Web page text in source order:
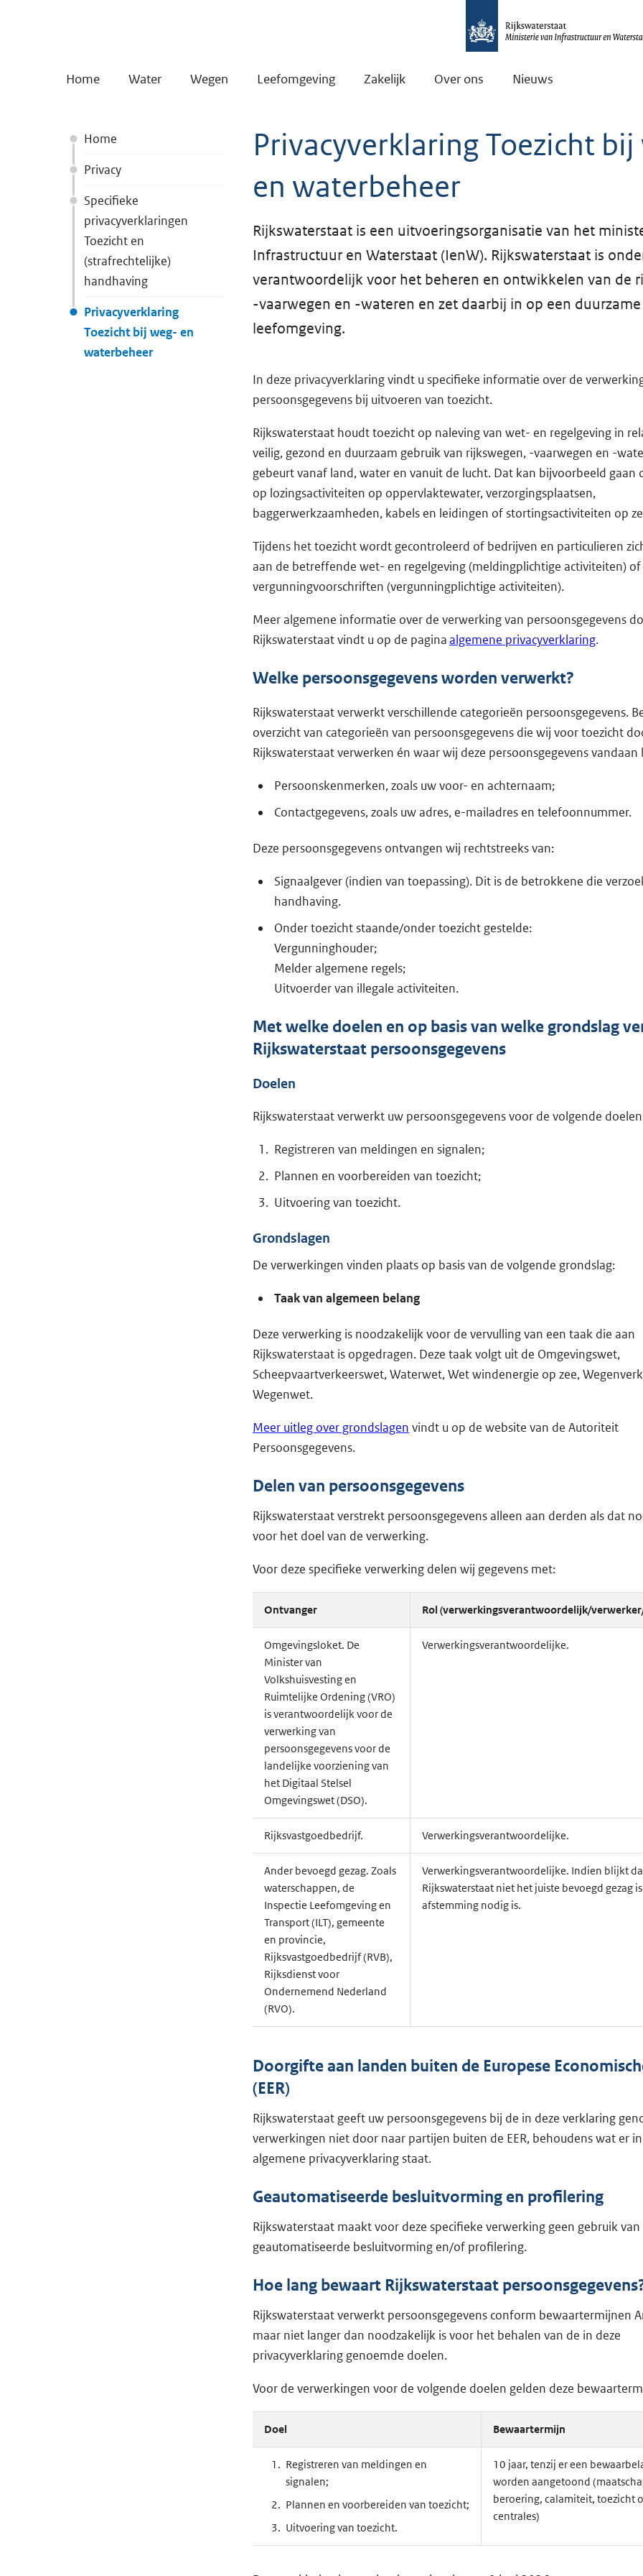
Home Water Wegen Leefomgeving Zakelijk Over ons Nieuws
Home
Privacy
Specifieke
privacyverklaringen
Toezicht en
(strafrechtelijke)
handhaving
Privacyverklaring
Toezicht bij weg- en
waterbeheer
Privacyverklaring Toezicht bij
en waterbeheer
Rijkswaterstaat is een uitvoeringsorganisatie van het
Infrastructuur en Waterstaat (IenW). Rijkswaterstaat is
verantwoordelijk voor het beheren en ontwikkelen van de
-vaarwegen en -wateren en zet daarbij in op een duurzame
leefomgeving.
In deze privacyverklaring vindt u specifieke informatie over de
persoonsgegevens bij uitvoeren van toezicht.
Rijkswaterstaat houdt toezicht op naleving van wet- en regelgeving in
veilig, gezond en duurzaam gebruik van rijkswegen, -vaarwegen en -
gebeurt vanaf land, water en vanuit de lucht. Dat kan bijvoorbeeld gaan
op lozingsactiviteiten op oppervlaktewater, verzorgingsplaatsen,
baggerwerkzaamheden, kabels en leidingen of stortingsactiviteiten op
Tijdens het toezicht wordt gecontroleerd of bedrijven en particulieren
aan de betreffende wet- en regelgeving (meldingplichtige activiteiten) of
vergunningvoorschriften (vergunningplichtige activiteiten).
Meer algemene informatie over de verwerking van persoonsgegevens
Rijkswaterstaat vindt u op de paginaalgemene privacyverklaring.
Welke persoonsgegevens worden verwerkt?
Rijkswaterstaat verwerkt verschillende categorieën persoonsgegevens.
overzicht van categorieën van persoonsgegevens die wij voor toezicht
Rijkswaterstaat verwerken én waar wij deze persoonsgegevens vandaan
Persoonskenmerken, zoals uw voor- en achternaam;
Contactgegevens, zoals uw adres, e-mailadres en telefoonnummer.
Deze persoonsgegevens ontvangen wij rechtstreeks van:
Signaalgever (indien van toepassing). Dit is de betrokkene die
handhaving.
Onder toezicht staande/onder toezicht gestelde:
Vergunninghouder;
Melder algemene regels;
Uitvoerder van illegale activiteiten.
Met welke doelen en op basis van welke grondslag
Rijkswaterstaat persoonsgegevens
Doelen
Rijkswaterstaat verwerkt uw persoonsgegevens voor de volgende
Registreren van meldingen en signalen;
Plannen en voorbereiden van toezicht;
Uitvoering van toezicht.
Grondslagen
De verwerkingen vinden plaats op basis van de volgende grondslag:
Taak van algemeen belang
Deze verwerking is noodzakelijk voor de vervulling van een taak die aan
Rijkswaterstaat is opgedragen. Deze taak volgt uit de Omgevingswet,
Scheepvaartverkeerswet, Waterwet, Wet windenergie op zee,
Wegenwet.
Meer uitleg over grondslagen vindt u op de website van de Autoriteit
Persoonsgegevens.
Delen van persoonsgegevens
Rijkswaterstaat verstrekt persoonsgegevens alleen aan derden als dat
voor het doel van de verwerking.
Voor deze specifieke verwerking delen wij gegevens met:
Ontvanger Rol (verwerkingsverantwoordelijk/
Omgevingsloket. De
Minister van
Volkshuisvesting en
Ruimtelijke Ordening (VRO)
is verantwoordelijk voor de
verwerking van
persoonsgegevens voor de
landelijke voorziening van
het Digitaal Stelsel
Omgevingswet (DSO).
Verwerkingsverantwoordelijke.
Rijksvastgoedbedrijf. Verwerkingsverantwoordelijke.
Ander bevoegd gezag. Zoals
waterschappen, de
Inspectie Leefomgeving en
Transport (ILT), gemeente
en provincie,
Rijksvastgoedbedrijf (RVB),
Rijksdienst voor
Ondernemend Nederland
(RVO).
Verwerkingsverantwoordelijke. Indien blijkt
Rijkswaterstaat niet het juiste bevoegd gezag
afstemming nodig is.
Doorgifte aan landen buiten de Europese
(EER)
Rijkswaterstaat geeft uw persoonsgegevens bij de in deze verklaring
verwerkingen niet door naar partijen buiten de EER, behoudens wat er
algemene privacyverklaring staat.
Geautomatiseerde besluitvorming en profilering
Rijkswaterstaat maakt voor deze specifieke verwerking geen gebruik van
geautomatiseerde besluitvorming en/of profilering.
Hoe lang bewaart Rijkswaterstaat
Rijkswaterstaat verwerkt persoonsgegevens conform bewaartermijnen
maar niet langer dan noodzakelijk is voor het behalen van de in deze
privacyverklaring genoemde doelen.
Voor de verwerkingen voor de volgende doelen gelden deze
Doel Bewaartermijn
Registreren van meldingen en
signalen;
Plannen en voorbereiden van toezicht;
Uitvoering van toezicht.
10 jaar, tenzij er een
worden aangetoond
beroering, calamiteit, toezicht
centrales)